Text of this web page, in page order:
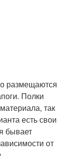
размещаются
Полки
так
есть свои
бывает
от